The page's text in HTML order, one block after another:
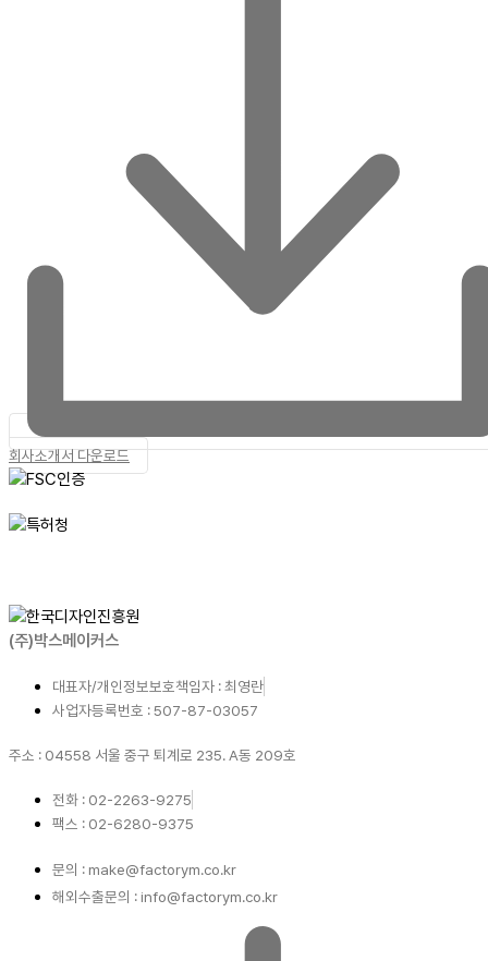
회사소개서 다운로드
(주)박스메이커스
대표자/개인정보보호책임자 : 최영란
사업자등록번호 : 507-87-03057
주소 : 04558 서울 중구 퇴계로 235. A동 209호
전화 : 02-2263-9275
팩스 : 02-6280-9375
문의 : make@factorym.co.kr
해외수출문의 : info@factorym.co.kr